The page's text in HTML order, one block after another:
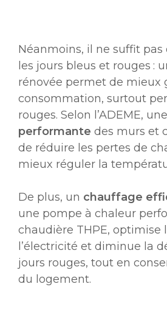
Néanmoins, il ne suffit pas
les jours bleus et rouges :
rénovée permet de mieux
consommation, surtout
rouges. Selon l’ADEME, une
performante des murs et
de réduire les pertes de
mieux réguler la
De plus, un chauffage
une pompe à chaleur
chaudière THPE, optimise
l’électricité et diminue la
jours rouges, tout en
du logement.